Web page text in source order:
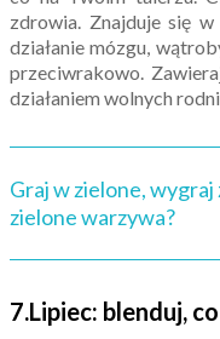
zdrowia. Znajduje się
działanie mózgu,
przeciwrakowo.
działaniem wolnych
Graj w zielone,
zielone warzywa?
7.Lipiec: blenduj,